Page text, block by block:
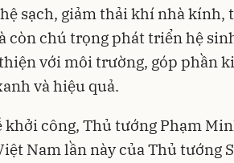
sạch, giảm thải khí nhà
còn chú trọng phát triển hệ
với môi trường, góp phần
và hiệu quả.
khởi công, Thủ tướng Phạm
Nam lần này của Thủ tướng